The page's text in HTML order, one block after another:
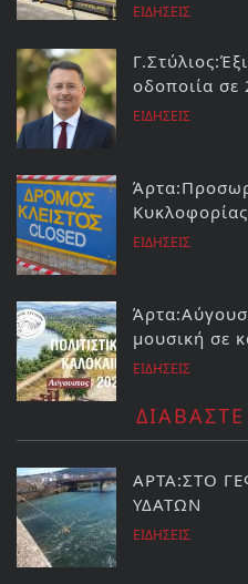
ΕΙΔΗΣΕΙΣ
οδοποιία
ΕΙΔΗΣΕΙΣ
Κυκλοφορίας
ΕΙΔΗΣΕΙΣ
μουσική σε
ΕΙΔΗΣΕΙΣ
ΑΡΤΑ:ΣΤΟ
ΥΔΑΤΩΝ
ΕΙΔΗΣΕΙΣ